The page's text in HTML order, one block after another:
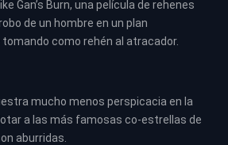
Gan’s Burn, una película de rehenes
de un hombre en un plan
como rehén al atracador.
mucho menos perspicacia en la
a las más famosas co-estrellas de
aburridas.